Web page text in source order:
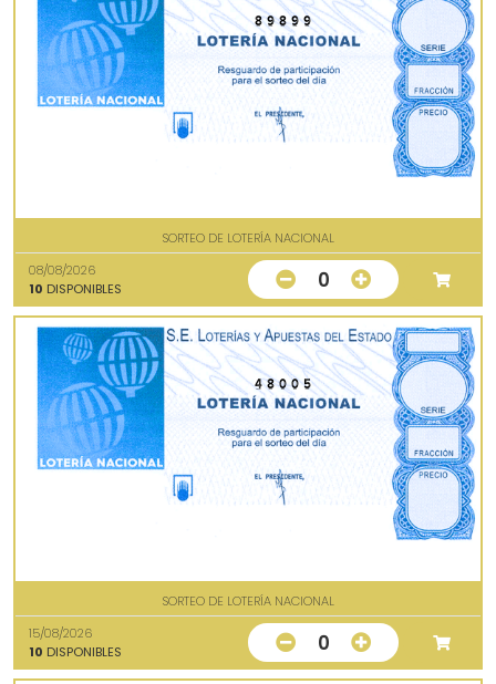
89899
SORTEO DE LOTERÍA NACIONAL
08/08/2026
10 DISPONIBLES 0
48005
SORTEO DE LOTERÍA NACIONAL
15/08/2026
10 DISPONIBLES 0